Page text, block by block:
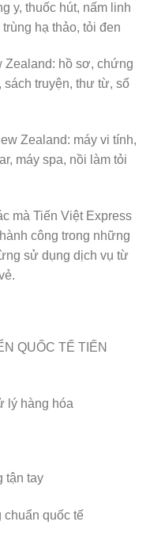
y, thuốc hút, nấm linh
hạ thảo, tỏi đen
hồ sơ, chứng
sách truyện, thư từ, sổ
Zealand: máy vi tính,
máy spa, nồi làm tỏi
mà Tiến Việt Express
công trong những
sử dụng dịch vụ từ
QUỐC TẾ TIẾN
lý hàng hóa
tận tay
chuẩn quốc tế